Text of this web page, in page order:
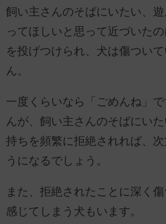
飼い主さんのそばにいたい、
ってほしいと思って近づいた
を投げつけられ、犬は傷つい
ん。
一度くらいなら「ごめんね」
んが、飼い主さんのそばにい
持ちを頻繁に拒絶されれば、
うになるでしょう。
また、拒絶されたことに深く
感じてしまう犬もいます。